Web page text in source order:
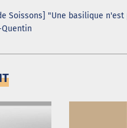
Soissons] "Une basilique